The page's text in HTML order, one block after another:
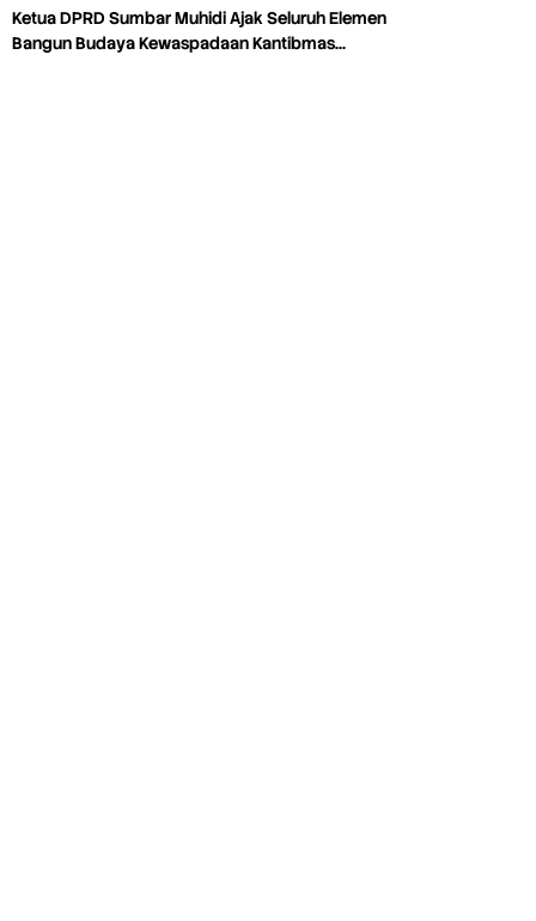
Ketua DPRD Sumbar Muhidi Ajak Seluruh Elemen
Bangun Budaya Kewaspadaan Kantibmas…